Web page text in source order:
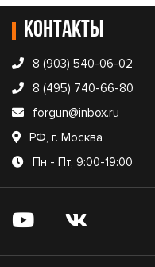
Контакты
8 (903) 540-06-02
8 (495) 740-66-80
forgun@inbox.ru
РФ, г. Москва
Пн - Пт, 9:00-19:00